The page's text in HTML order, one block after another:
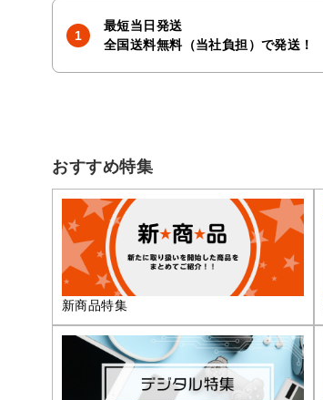
最短当日発送
全国送料無料（当社負担）で発送！
おすすめ特集
新商品特集